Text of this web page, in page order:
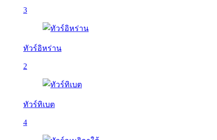
3
ทัวร์อิหร่าน
2
ทัวร์ทิเบต
4